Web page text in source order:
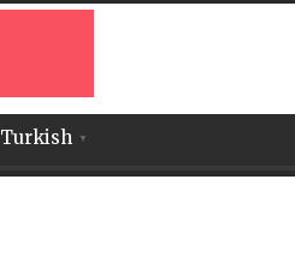
Turkish ▼